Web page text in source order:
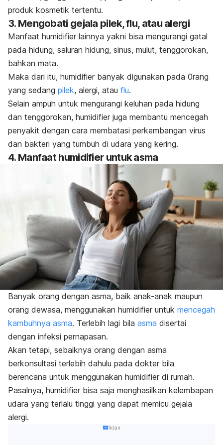
produk kosmetik tertentu.
3. Mengobati gejala pilek, flu, atau alergi
Manfaat humidifier lainnya yakni bisa mengurangi gatal
pada hidung, saluran hidung, sinus, mulut, tenggorokan,
bahkan mata.
Maka dari itu, humidifier banyak digunakan pada 0rang
yang sedang pilek, alergi, atau flu.
Selain ampuh untuk mengurangi keluhan pada hidung
dan tenggorokan, humidifier juga membantu mencegah
penyakit dengan cara membatasi perkembangan virus
dan bakteri yang tumbuh di udara yang kering.
4. Manfaat humidifieruntuk asma
Banyak orang dengan asma, baik anak-anak maupun
orang dewasa, menggunakan humidifier untuk mencegah
kambuhnya asma. Terlebih lagi bila asma disertai
dengan infeksi pernapasan.
Akan tetapi, sebaiknya orang dengan asma
berkonsultasi terlebih dahulu pada dokter bila
berencana untuk menggunakan humidifier di rumah.
Pasalnya, humidifier bisa saja menghasilkan kelembapan
udara yang terlalu tinggi yang dapat memicu gejala
alergi.
Iklan